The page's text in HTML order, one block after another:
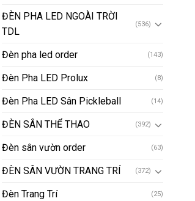
ĐÈN PHA LED NGOÀI TRỜI
TDL
(536)
Đèn pha led order (143)
Đèn Pha LED Prolux (8)
Đèn Pha LED Sân Pickleball (14)
ĐÈN SÂN THỂ THAO (392)
Đèn sân vườn order (63)
ĐÈN SÂN VƯỜN TRANG TRÍ (372)
Đèn Trang Trí (25)